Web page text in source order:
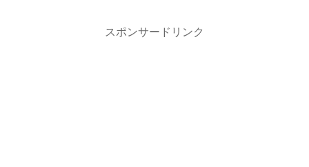
スポンサードリンク